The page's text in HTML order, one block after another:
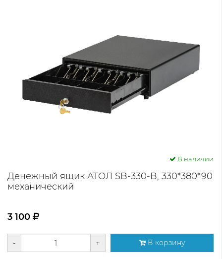
В наличии
Денежный ящик АТОЛ SB-330-B, 330*380*90
механический
3 100
- + В корзину